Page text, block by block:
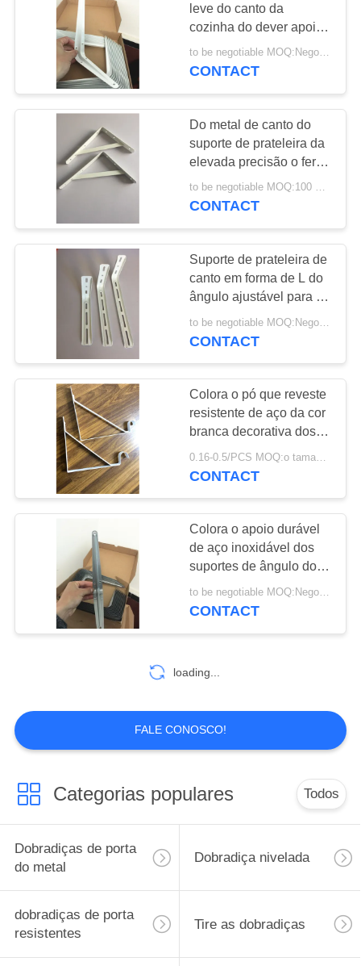
leve do canto da
cozinha do dever apoio
da oxidação de 10
polegadas anti
to be negotiable MOQ:Negociável
CONTACT
Do metal de canto do
suporte de prateleira da
elevada precisão o ferro
fundido de dobramento
suporta 30mm 4.0mm
to be negotiable MOQ:100 PCes
CONTACT
Suporte de prateleira de
canto em forma de L do
ângulo ajustável para a
decoração da sala de
visitas/mobília
CONTACT
Colora o pó que reveste
resistente de aço da cor
branca decorativa dos
suportes de prateleira
com o gancho
0.16-0.5/PCS MOQ:o tamanho normal, nenhum MOQ, você é welcom em um ctn
CONTACT
Colora o apoio durável
de aço inoxidável dos
suportes de ângulo do
metal para a parede
to be negotiable MOQ:Negociável
CONTACT
loading...
FALE CONOSCO!
Categorias populares Todos
Dobradiças de porta
do metal
Dobradiça nivelada
dobradiças de porta
resistentes
Tire as dobradiças